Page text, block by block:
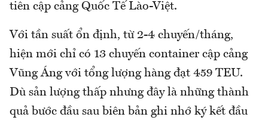
tiên cập cảng Quốc Tế Lào-Việt.
Với tần suất ổn định, từ 2-4 chuyến/tháng,
hiện mới chỉ có 13 chuyến container cập cảng
Vũng Áng với tổng lượng hàng đạt 459 TEU.
Dù sản lượng thấp nhưng đây là những thành
quả bước đầu sau biên bản ghi nhớ ký kết đầu